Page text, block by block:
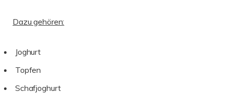
Dazu gehören:
Joghurt
Topfen
Schafjoghurt